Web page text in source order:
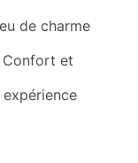
de charme
Confort et
expérience